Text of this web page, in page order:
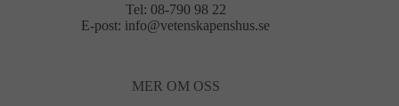
Tel: 08-790 98 22
E-post: info@vetenskapenshus.se
MER OM OSS